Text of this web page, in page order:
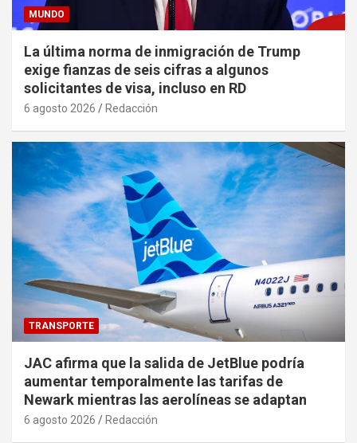
MUNDO
La última norma de inmigración de Trump
exige fianzas de seis cifras a algunos
solicitantes de visa, incluso en RD
6 agosto 2026 Redacción
TRANSPORTE
JAC afirma que la salida de JetBlue podría
aumentar temporalmente las tarifas de
Newark mientras las aerolíneas se adaptan
6 agosto 2026 Redacción